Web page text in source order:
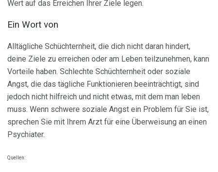
Wert auf das Erreichen Ihrer Ziele legen.
Ein Wort von
Alltägliche Schüchternheit, die dich nicht daran hindert,
deine Ziele zu erreichen oder am Leben teilzunehmen, kann
Vorteile haben. Schlechte Schüchternheit oder soziale
Angst, die das tägliche Funktionieren beeinträchtigt, sind
jedoch nicht hilfreich und nicht etwas, mit dem man leben
muss. Wenn schwere soziale Angst ein Problem für Sie ist,
sprechen Sie mit Ihrem Arzt für eine Überweisung an einen
Psychiater.
Quellen: